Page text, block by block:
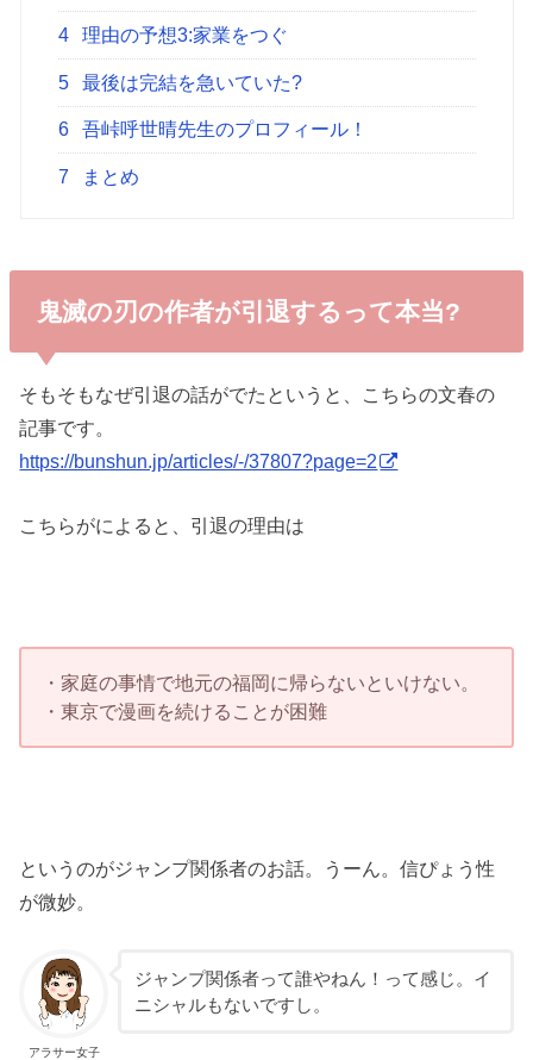
4 理由の予想3:家業をつぐ
5 最後は完結を急いていた?
6 吾峠呼世晴先生のプロフィール！
7 まとめ
鬼滅の刃の作者が引退するって本当?
そもそもなぜ引退の話がでたというと、こちらの文春の
記事です。
https://bunshun.jp/articles/-/37807?page=2
こちらがによると、引退の理由は
・家庭の事情で地元の福岡に帰らないといけない。
・東京で漫画を続けることが困難
というのがジャンプ関係者のお話。うーん。信ぴょう性
が微妙。
アラサー女子
ジャンプ関係者って誰やねん！って感じ。イ
ニシャルもないですし。